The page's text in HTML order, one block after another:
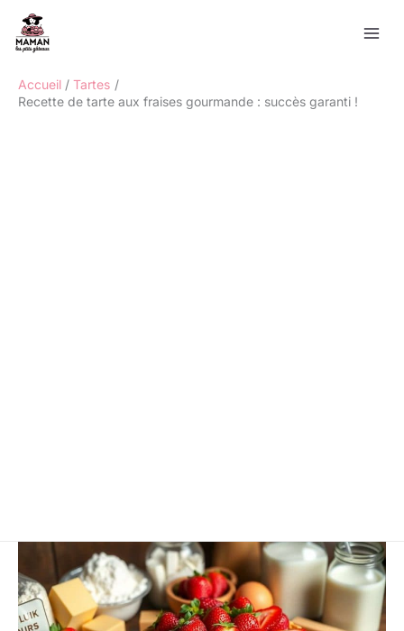
contenu
Accueil
Tartes
Recette de tarte aux fraises gourmande : succès garanti !
Rechercher